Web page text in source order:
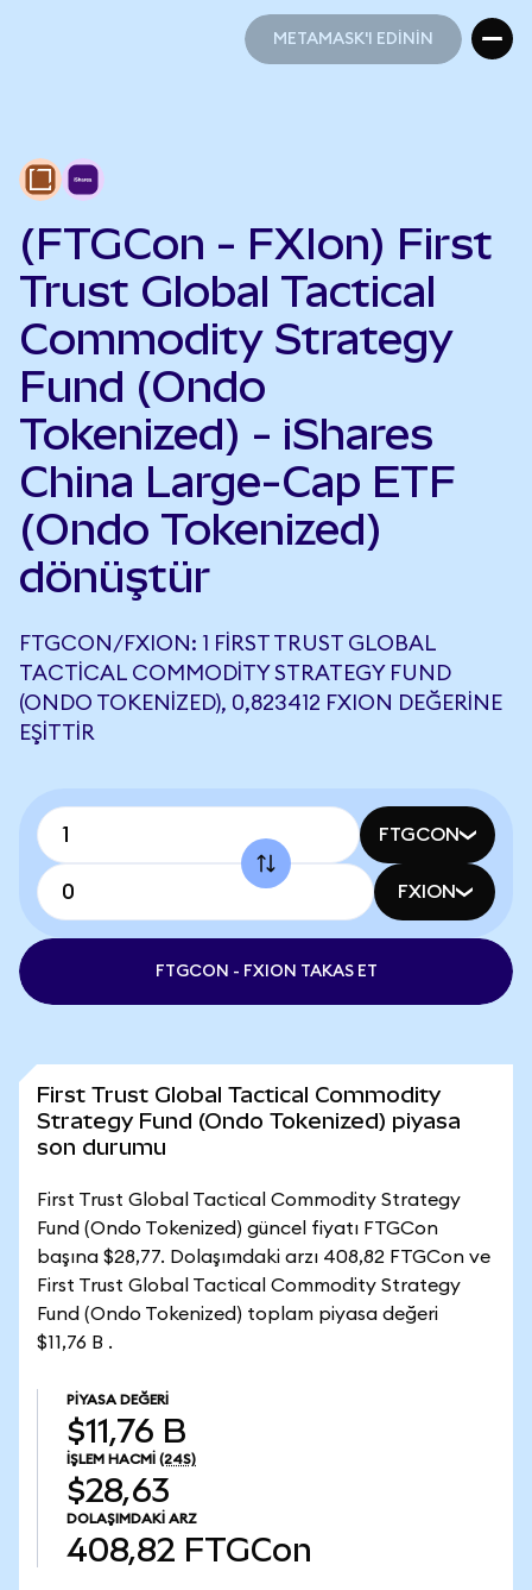
METAMASK'I EDİNİN
(FTGCon - FXIon) First
Trust Global Tactical
Commodity Strategy
Fund (Ondo
Tokenized) - iShares
China Large-Cap ETF
(Ondo Tokenized)
dönüştür
FTGCON/FXION: 1 FIRST TRUST GLOBAL
TACTICAL COMMODITY STRATEGY FUND
(ONDO TOKENIZED), 0,823412 FXION DEĞERINE
EŞITTIR
FTGCON
FXION
FTGCON - FXION TAKAS ET
First Trust Global Tactical Commodity
Strategy Fund (Ondo Tokenized) piyasa
son durumu
First Trust Global Tactical Commodity Strategy
Fund (Ondo Tokenized) güncel fiyatı FTGCon
başına $28,77. Dolaşımdaki arzı 408,82 FTGCon ve
First Trust Global Tactical Commodity Strategy
Fund (Ondo Tokenized) toplam piyasa değeri
$11,76 B .
PIYASA DEĞERI
$11,76 B
İŞLEM HACMI (24S)
$28,63
DOLAŞIMDAKI ARZ
408,82 FTGCon